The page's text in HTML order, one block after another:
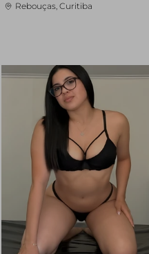
Rebouças, Curitiba